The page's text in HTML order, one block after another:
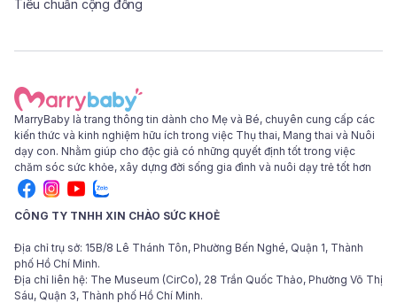
Tiêu chuẩn cộng đồng
MarryBaby là trang thông tin dành cho Mẹ và Bé, chuyên cung cấp các
kiến thức và kinh nghiệm hữu ích trong việc Thụ thai, Mang thai và Nuôi
dạy con. Nhằm giúp cho độc giả có những quyết định tốt trong việc
chăm sóc sức khỏe, xây dựng đời sống gia đình và nuôi dạy trẻ tốt hơn
CÔNG TY TNHH XIN CHÀO SỨC KHOẺ
Địa chỉ trụ sở: 15B/8 Lê Thánh Tôn, Phường Bến Nghé, Quận 1, Thành
phố Hồ Chí Minh.
Địa chỉ liên hệ: The Museum (CirCo), 28 Trần Quốc Thảo, Phường Võ Thị
Sáu, Quận 3, Thành phố Hồ Chí Minh.